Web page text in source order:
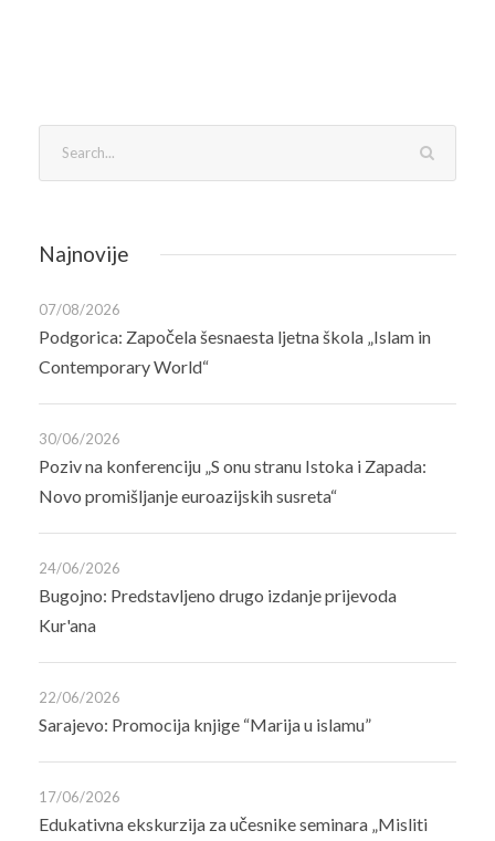
Najnovije
07/08/2026
Podgorica: Započela šesnaesta ljetna škola „Islam in
Contemporary World“
30/06/2026
Poziv na konferenciju „S onu stranu Istoka i Zapada:
Novo promišljanje euroazijskih susreta“
24/06/2026
Bugojno: Predstavljeno drugo izdanje prijevoda
Kur'ana
22/06/2026
Sarajevo: Promocija knjige “Marija u islamu”
17/06/2026
Edukativna ekskurzija za učesnike seminara „Misliti